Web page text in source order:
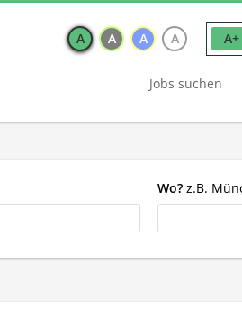
A A A A A+
Jobs suchen
Wo? z.B.